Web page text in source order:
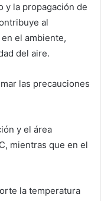
y la propagación de
al
el ambiente,
del aire.
las precauciones
y el área
mientras que en el
la temperatura